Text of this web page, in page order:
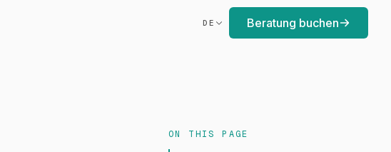
DE Beratung buchen
ON THIS PAGE